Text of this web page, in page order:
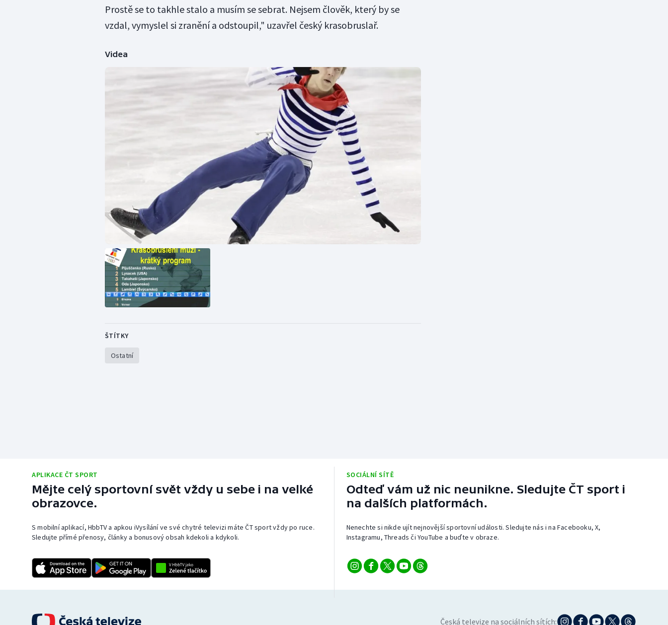
Prostě se to takhle stalo a musím se sebrat. Nejsem člověk, který by se
vzdal, vymyslel si zranění a odstoupil," uzavřel český krasobruslař.
Videa
ŠTÍTKY
Ostatní
APLIKACE ČT SPORT
Mějte celý sportovní svět vždy u sebe i na velké
obrazovce.
S mobilní aplikací, HbbTV a apkou iVysílání ve své chytré televizi máte ČT sport vždy po ruce.
Sledujte přímé přenosy, články a bonusový obsah kdekoli a kdykoli.
SOCIÁLNÍ SÍTĚ
Odteď vám už nic neunikne. Sledujte ČT sport i
na dalších platformách.
Nenechte si nikde ujít nejnovější sportovní události. Sledujte nás i na Facebooku, X,
Instagramu, Threads či YouTube a buďte v obraze.
Česká televize na sociálních sítích: